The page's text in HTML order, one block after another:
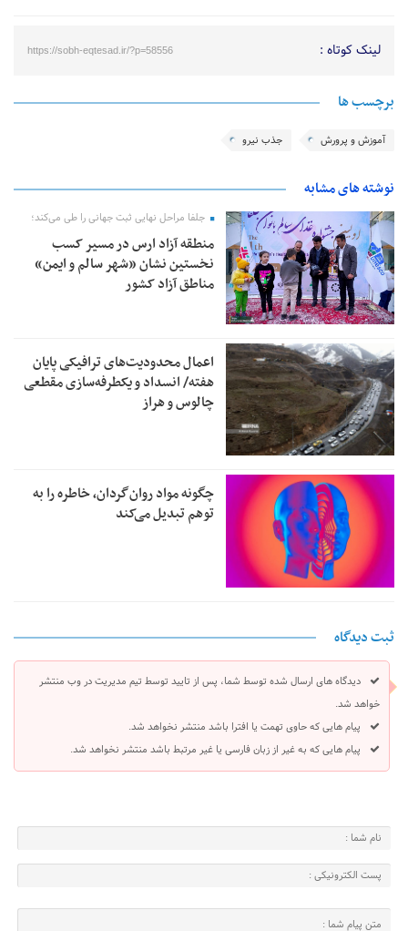
لینک کوتاه : https://sobh-eqtesad.ir/?p=58556
برچسب ها
آموزش و پرورش جذب نیرو
نوشته های مشابه
جلفا مراحل نهایی ثبت جهانی را طی می‌کند؛
منطقه آزاد ارس در مسیر کسب
نخستین نشان «شهر سالم و ایمن»
مناطق آزاد کشور
اعمال محدودیت‌های ترافیکی پایان
هفته/ انسداد و یکطرفه‌سازی مقطعی
چالوس و هراز
چگونه مواد روان‌گردان، خاطره را به
توهم تبدیل می‌کند
ثبت دیدگاه
دیدگاه های ارسال شده توسط شما، پس از تایید توسط تیم مدیریت در وب منتشر
خواهد شد.
پیام هایی که حاوی تهمت یا افترا باشد منتشر نخواهد شد.
پیام هایی که به غیر از زبان فارسی یا غیر مرتبط باشد منتشر نخواهد شد.